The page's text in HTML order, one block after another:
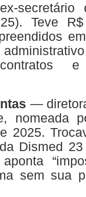
secretário
Teve
e
—
nomeada
2025.
Dismed
sem sua